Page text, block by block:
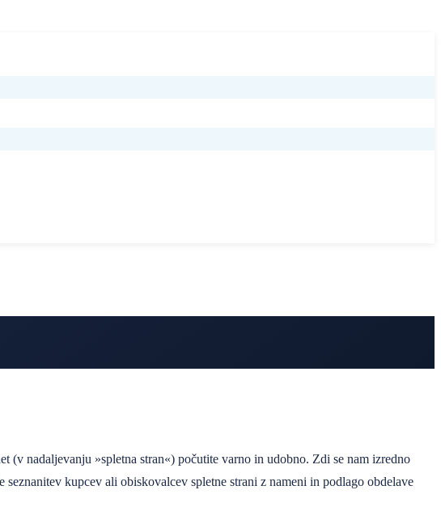
nadaljevanju »spletna stran«) počutite varno in udobno. Zdi se nam izredno
kupcev ali obiskovalcev spletne strani z nameni in podlago obdelave